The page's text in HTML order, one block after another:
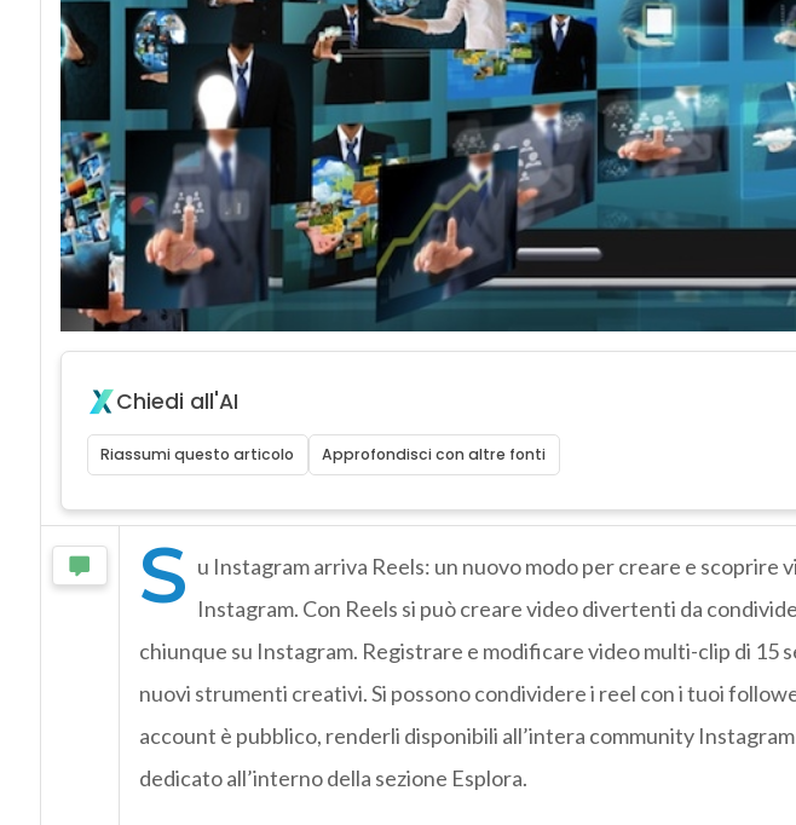
Chiedi all'AI
Riassumi questo articolo Approfondisci con altre fonti
S u Instagram arriva Reels: un nuovo modo per creare e scoprire
Instagram. Con Reels si può creare video divertenti da
chiunque su Instagram. Registrare e modificare video multi-clip di 15
nuovi strumenti creativi. Si possono condividere i reel con i tuoi
account è pubblico, renderli disponibili all’intera community
dedicato all’interno della sezione Esplora.